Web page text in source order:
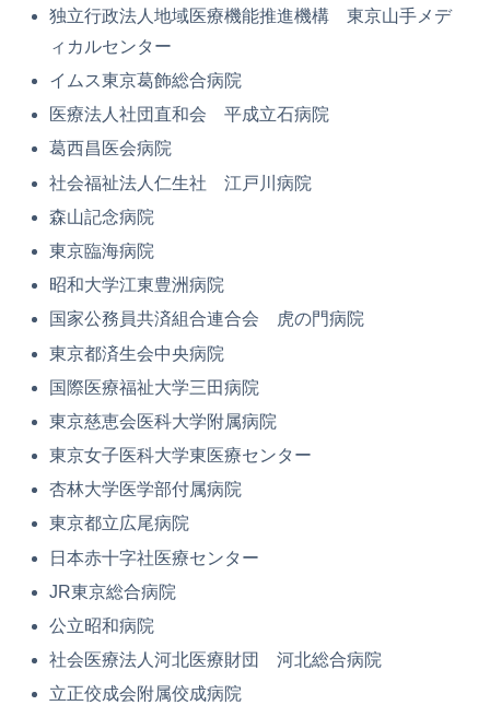
独立行政法人地域医療機能推進機構 東京山手メデ
ィカルセンター
イムス東京葛飾総合病院
医療法人社団直和会 平成立石病院
葛西昌医会病院
社会福祉法人仁生社 江戸川病院
森山記念病院
東京臨海病院
昭和大学江東豊洲病院
国家公務員共済組合連合会 虎の門病院
東京都済生会中央病院
国際医療福祉大学三田病院
東京慈恵会医科大学附属病院
東京女子医科大学東医療センター
杏林大学医学部付属病院
東京都立広尾病院
日本赤十字社医療センター
JR東京総合病院
公立昭和病院
社会医療法人河北医療財団 河北総合病院
立正佼成会附属佼成病院